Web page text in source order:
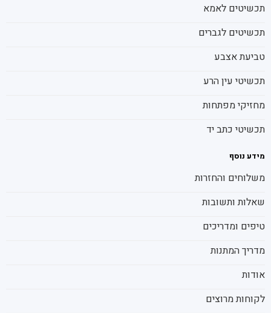
תכשיטים לאמא
תכשיטים לגברים
טביעת אצבע
תכשיטי עין הרע
מחזיקי מפתחות
תכשיטי כתב יד
מידע נוסף
משלוחים והחזרות
שאלות ותשובות
טיפים ומדריכים
מדריך המתנות
אודות
לקוחות מרוצים